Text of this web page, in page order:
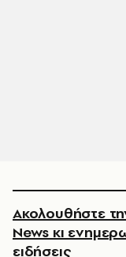
Ακολουθήστε
News κι
ειδήσεις